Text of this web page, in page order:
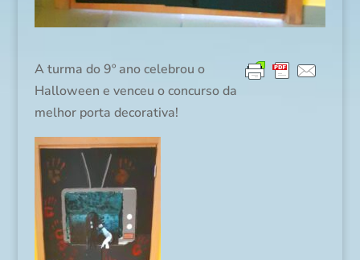
A turma do 9º ano celebrou o
Halloween e venceu o concurso da
melhor porta decorativa!